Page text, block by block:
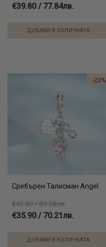
€39.80 / 77.84лв.
ДОБАВИ В КОЛИЧКАТА
Сребърен Талисман Angel
€45.80 / 89.58лв.
€35.90 / 70.21лв.
ДОБАВИ В КОЛИЧКАТА
-22%